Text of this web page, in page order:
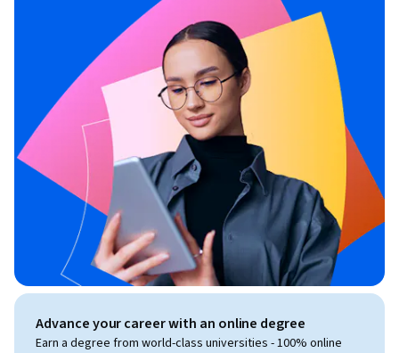
Advance your career with an online degree
Earn a degree from world-class universities - 100% online